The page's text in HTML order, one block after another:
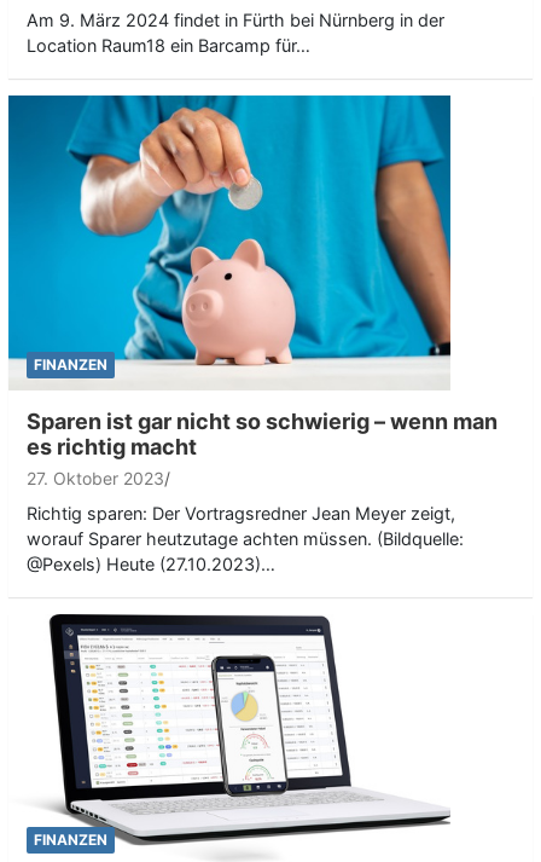
Am 9. März 2024 findet in Fürth bei Nürnberg in der
Location Raum18 ein Barcamp für…
FINANZEN
Sparen ist gar nicht so schwierig – wenn man
es richtig macht
27. Oktober 2023
Richtig sparen: Der Vortragsredner Jean Meyer zeigt,
worauf Sparer heutzutage achten müssen. (Bildquelle:
@Pexels) Heute (27.10.2023)…
FINANZEN